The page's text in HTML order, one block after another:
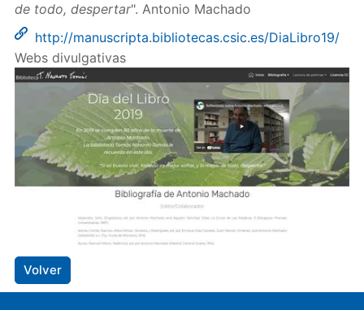
de todo, despertar". Antonio Machado
http://manuscripta.bibliotecas.csic.es/DiaLibro19/
Webs divulgativas
Volver